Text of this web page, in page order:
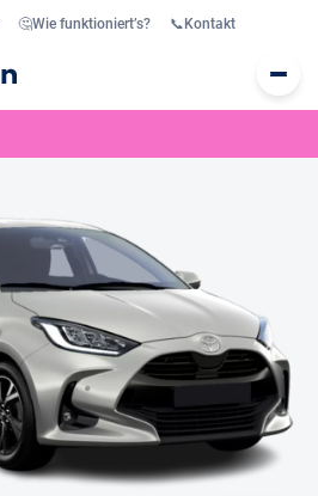
🤔Wie funktioniert’s? 📞 Kontakt